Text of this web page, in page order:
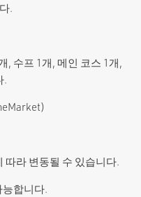
.
, 수프 1개, 메인 코스 1개,
.
따라 변동될 수 있습니다.
능합니다.